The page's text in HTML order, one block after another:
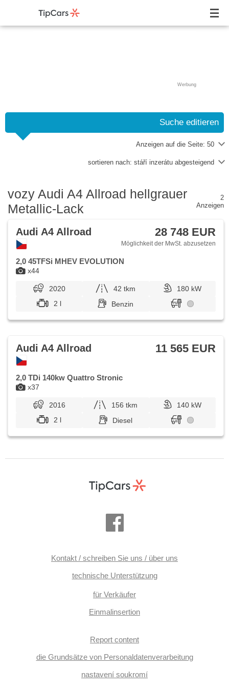
Werbung
Suche editieren
Anzeigen auf die Seite: 50
sortieren nach: stáří inzerátu abgesteigend
vozy Audi A4 Allroad hellgrauer
Metallic-Lack
2
Anzeigen
x44
Audi A4 Allroad 28 748 EUR
Möglichkeit der MwSt. abzusetzen
2,0 45TFSi MHEV EVOLUTION
2020 42 tkm
180 kW
2 l
Benzin
x37
Audi A4 Allroad 11 565 EUR
2,0 TDi 140kw Quattro Stronic
2016 156 tkm
140 kW
2 l
Diesel
Kontakt / schreiben Sie uns / über uns
technische Unterstützung
für Verkäufer
Einmalinsertion
Report content
die Grundsätze von Personaldatenverarbeitung
nastavení soukromí